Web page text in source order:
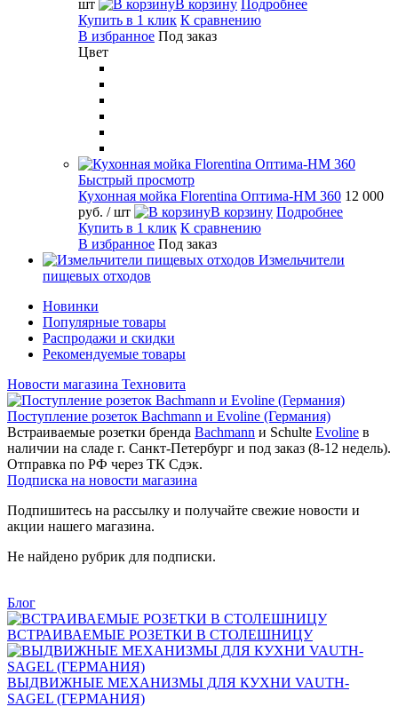
шт
В корзину Подробнее
Купить в 1 клик К сравнению
В избранное Под заказ
Цвет
Быстрый просмотр
Кухонная мойка Florentina Оптима-HM 360 12 000
руб. / шт В корзину Подробнее
Купить в 1 клик К сравнению
В избранное Под заказ
Измельчители
пищевых отходов
Новинки
Популярные товары
Распродажи и скидки
Рекомендуемые товары
Новости магазина Техновита
Поступление розеток Bachmann и Evoline (Германия)
Встраиваемые розетки бренда Bachmann и Schulte Evoline в
наличии на сладе г. Санкт-Петербург и под заказ (8-12 недель).
Отправка по РФ через ТК Сдэк.
Подписка на новости магазина
Подпишитесь на рассылку и получайте свежие новости и
акции нашего магазина.
Не найдено рубрик для подписки.
Блог
ВСТРАИВАЕМЫЕ РОЗЕТКИ В СТОЛЕШНИЦУ
ВЫДВИЖНЫЕ МЕХАНИЗМЫ ДЛЯ КУХНИ VAUTH-
SAGEL (ГЕРМАНИЯ)